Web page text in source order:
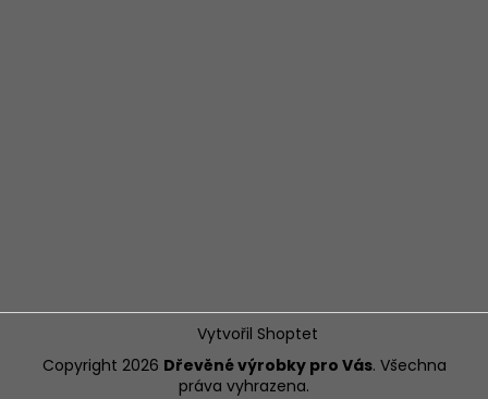
Vytvořil Shoptet
Copyright 2026 Dřevěné výrobky pro Vás. Všechna
práva vyhrazena.